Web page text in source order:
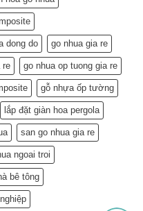
dong do go nhua gia re
re go nhua op tuong gia re
gỗ nhựa ốp tường
lắp đặt giàn hoa pergola
san go nhua gia re
ngoai troi
bê tông